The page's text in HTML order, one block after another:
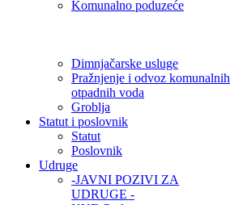
Komunalno poduzeće
Dimnjačarske usluge
Pražnjenje i odvoz komunalnih
otpadnih voda
Groblja
Statut i poslovnik
Statut
Poslovnik
Udruge
-JAVNI POZIVI ZA
UDRUGE -